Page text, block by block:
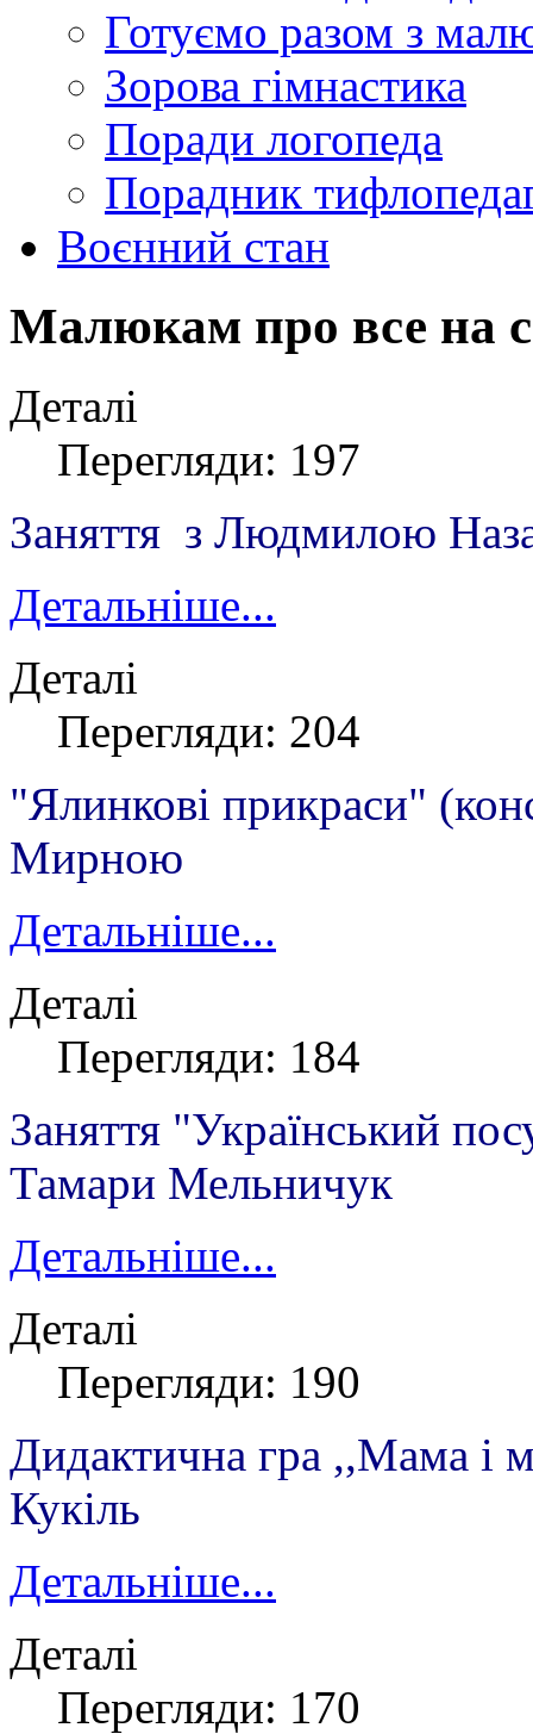
Готуємо разом з
Зорова гімнастика
Поради логопеда
Порадник
Воєнний стан
Малюкам про все на
Деталі
Перегляди: 197
Заняття з Людмилою
Детальніше...
Деталі
Перегляди: 204
"Ялинкові прикраси"
Мирною
Детальніше...
Деталі
Перегляди: 184
Заняття "Український
Тамари Мельничук
Детальніше...
Деталі
Перегляди: 190
Дидактична гра ,,Мама і
Кукіль
Детальніше...
Деталі
Перегляди: 170